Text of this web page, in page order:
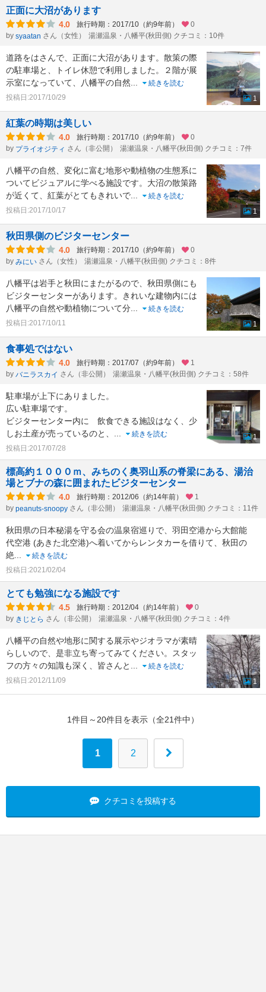
正面に大沼があります
4.0 旅行時期：2017/10（約9年前）
0
by syaatan さん（女性） 湯瀬温泉・八幡平(秋田側) クチコミ：10件
道路をはさんで、正面に大沼があります。散策の際
の駐車場と、トイレ休憩で利用しました。２階が展
示室になっていて、八幡平の自然...
続きを読む
投稿日:2017/10/29
1
紅葉の時期は美しい
4.0 旅行時期：2017/10（約9年前）
0
by プライオジティ さん（非公開） 湯瀬温泉・八幡平(秋田側) クチコミ：7件
八幡平の自然、変化に富む地形や動植物の生態系に
ついてビジュアルに学べる施設です。大沼の散策路
が近くて、紅葉がとてもきれいで...
続きを読む
投稿日:2017/10/17
1
秋田県側のビジターセンター
4.0 旅行時期：2017/10（約9年前）
0
by みにい さん（女性） 湯瀬温泉・八幡平(秋田側) クチコミ：8件
八幡平は岩手と秋田にまたがるので、秋田県側にも
ビジターセンターがあります。きれいな建物内には
八幡平の自然や動植物について分...
続きを読む
投稿日:2017/10/11
1
食事処ではない
4.0 旅行時期：2017/07（約9年前）
1
by バニラスカイ さん（非公開） 湯瀬温泉・八幡平(秋田側) クチコミ：58件
駐車場が上下にありました。
広い駐車場です。
ビジターセンター内に 飲食できる施設はなく、少
しお土産が売っているのと、 ...
続きを読む
投稿日:2017/07/28
1
標高約１０００ｍ、みちのく奥羽山系の脊梁にある、湯治
場とブナの森に囲まれたビジターセンター
4.0 旅行時期：2012/06（約14年前）
1
by peanuts-snoopy さん（非公開） 湯瀬温泉・八幡平(秋田側) クチコミ：11件
秋田県の日本秘湯を守る会の温泉宿巡りで、羽田空港から大館能
代空港 (あきた北空港)へ着いてからレンタカーを借りて、秋田の
絶...
続きを読む
投稿日:2021/02/04
とても勉強になる施設です
4.5 旅行時期：2012/04（約14年前）
0
by きじとら さん（非公開） 湯瀬温泉・八幡平(秋田側) クチコミ：4件
八幡平の自然や地形に関する展示やジオラマが素晴
らしいので、是非立ち寄ってみてください。スタッ
フの方々の知識も深く、皆さんと ...
続きを読む
投稿日:2012/11/09
1
1件目～20件目を表示（全21件中）
1 2
クチコミを投稿する